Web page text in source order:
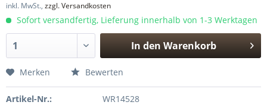
inkl. MwSt., zzgl. Versandkosten
Sofort versandfertig, Lieferung innerhalb von 1-3 Werktagen
In den Warenkorb
Merken Bewerten
Artikel-Nr.:
WR14528